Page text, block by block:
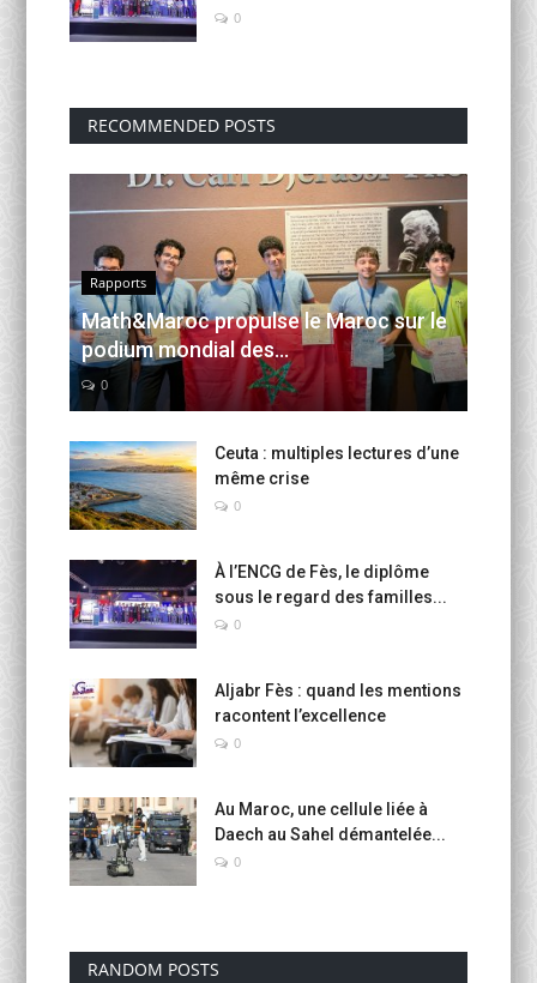
0
RECOMMENDED POSTS
Rapports
Math&Maroc propulse le Maroc sur le
podium mondial des...
0
Ceuta : multiples lectures d’une
même crise
0
À l’ENCG de Fès, le diplôme
sous le regard des familles...
0
Aljabr Fès : quand les mentions
racontent l’excellence
0
Au Maroc, une cellule liée à
Daech au Sahel démantelée...
0
RANDOM POSTS